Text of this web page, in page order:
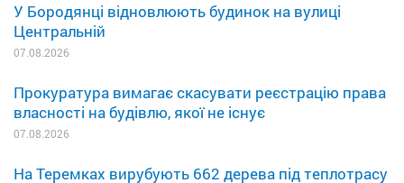
У Бородянці відновлюють будинок на вулиці
Центральній
07.08.2026
Прокуратура вимагає скасувати реєстрацію права
власності на будівлю, якої не існує
07.08.2026
На Теремках вирубують 662 дерева під теплотрасу